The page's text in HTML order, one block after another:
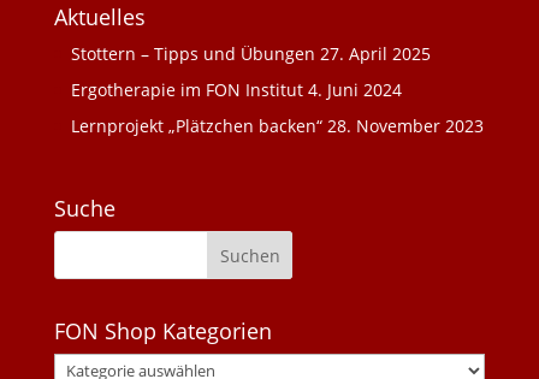
Aktuelles
Stottern – Tipps und Übungen 27. April 2025
Ergotherapie im FON Institut 4. Juni 2024
Lernprojekt „Plätzchen backen“ 28. November 2023
Suche
FON Shop Kategorien